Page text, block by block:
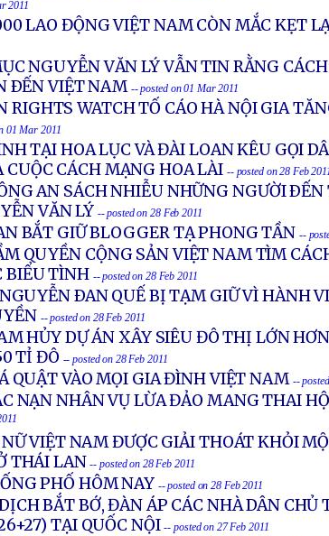
2011
LAO ĐỘNG VIỆT NAM CÒN MẮC KẸT
NGUYỄN VĂN LÝ VẪN TIN RẰNG
ÐẾN VIỆT NAM -- posted on 01 Mar 2011
RIGHTS WATCH TỐ CÁO HÀ NỘI GIA
01 Mar 2011
TẠI HOA LỤC VÀ ĐÀI LOAN KÊU GỌI
CÁCH MẠNG HOA LÀI -- posted on 28 Feb
AN SÁCH NHIỄU NHỮNG NGƯỜI
VĂN LÝ -- posted on 28 Feb 2011
BẮT GIỮ BLOGGER TẠ PHONG TẦN --
QUYỀN CỘNG SẢN VIỆT NAM TÌM
BIỂU TÌNH -- posted on 28 Feb 2011
ÐAN QUẾ BỊ TẠM GIỮ VÌ HÀNH
-- posted on 28 Feb 2011
HỦY DỰ ÁN XÂY SIÊU ĐÔ THỊ LỚN
TỈ ĐÔ -- posted on 28 Feb 2011
QUẬT VÀO MỌI GIA ĐÌNH VIỆT NAM --
NẠN NHÂN VỤ LỪA ĐẢO MANG THAI
NỮ VIỆT NAM ĐƯỢC GIẢI THOÁT KHỎI
THÁI LAN -- posted on 28 Feb 2011
PHỐ HÔM NAY -- posted on 28 Feb 2011
BẮT BỚ, ĐÀN ÁP CÁC NHÀ DÂN CHỦ
TẠI QUỐC NỘI -- posted on 27 Feb 2011